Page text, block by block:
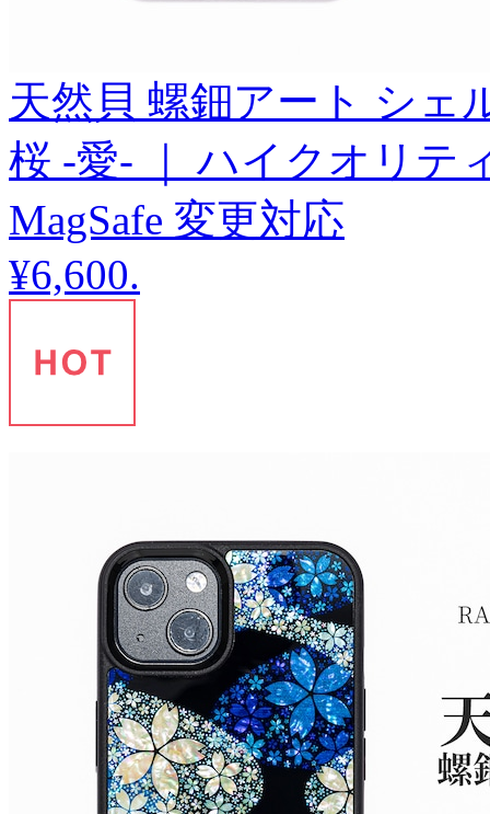
天然貝 螺鈿アート シェ
桜 -愛- ｜ ハイクオリテ
MagSafe 変更対応
¥6,600.